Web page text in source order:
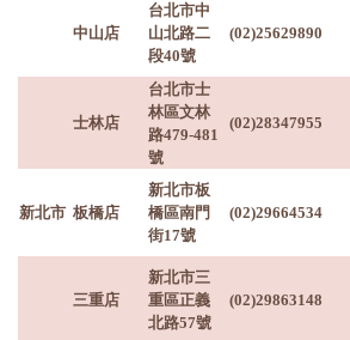
中山店
台北市中
山北路二
段40號
(02)25629890
士林店
台北市士
林區文林
路479-481
號
(02)28347955
新北市 板橋店
新北市板
橋區南門
街17號
(02)29664534
三重店
新北市三
重區正義
北路57號
(02)29863148